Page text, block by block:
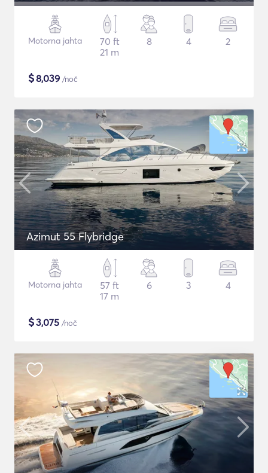
Motorna jahta
70 ft
21 m
8 4 2
$8,039 /noč
Azimut 55 Flybridge
Motorna jahta
57 ft
17 m
6 3 4
$3,075 /noč